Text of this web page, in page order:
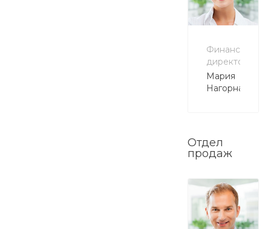
Финансовый
директор
Мария
Нагорная
Отдел
продаж